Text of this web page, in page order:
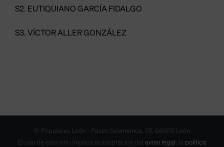
S2. EUTIQUIANO GARCÍA FIDALGO
S3. VÍCTOR ALLER GONZÁLEZ
© Populares León - Paseo Salamanca, 25, 24009 León
El uso de este sitio implica la aceptación del aviso legal , la política